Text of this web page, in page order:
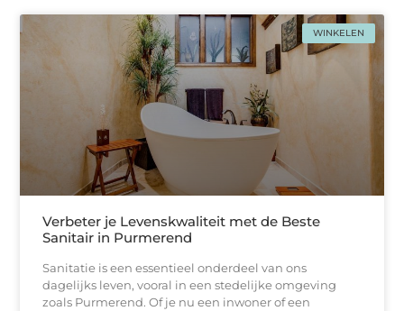
WINKELEN
Verbeter je Levenskwaliteit met de Beste
Sanitair in Purmerend
Sanitatie is een essentieel onderdeel van ons
dagelijks leven, vooral in een stedelijke omgeving
zoals Purmerend. Of je nu een inwoner of een